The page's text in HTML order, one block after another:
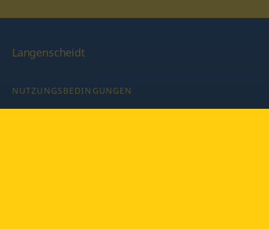
Langenscheidt
NUTZUNGSBEDINGUNGEN
DATENSCHUTZBESTIMMUNGEN